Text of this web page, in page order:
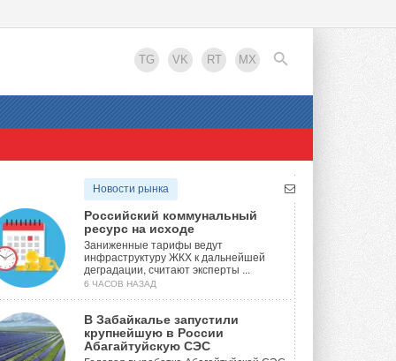
TG VK RT MX
EN
Новости рынка
Российский коммунальный
ресурс на исходе
Заниженные тарифы ведут
инфраструктуру ЖКХ к дальнейшей
деградации, считают эксперты ...
6 ЧАСОВ НАЗАД
В Забайкалье запустили
крупнейшую в России
Абагайтуйскую СЭС